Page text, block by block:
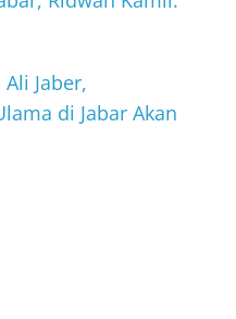
Jaber,
di Jabar Akan